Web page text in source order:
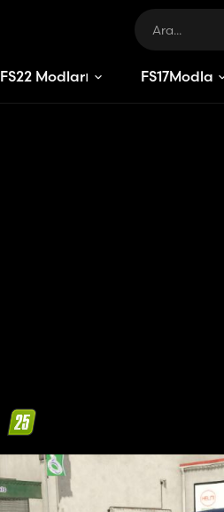
FS22 Modları FS17Modlar